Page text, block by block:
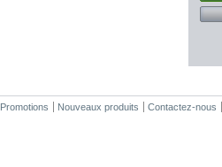
Promotions Nouveaux produits Contactez-nous